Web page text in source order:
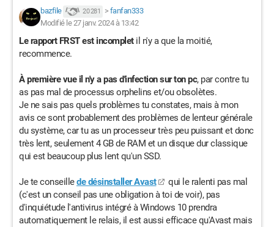
bazfile 20 281 > fanfan333
Modifié le 27 janv. 2024 à 13:42
Le rapport FRST est incompletil n'y a que la moitié,
recommence.
À première vue il n'y a pas d'infection sur ton pc, par contre tu
as pas mal de processus orphelins et/ou obsolètes.
Je ne sais pas quels problèmes tu constates, mais à mon
avis ce sont probablement des problèmes de lenteur générale
du système, car tu as un processeur très peu puissant et donc
très lent, seulement 4 GB de RAM et un disque dur classique
qui est beaucoup plus lent qu'un SSD.
Je te conseillede désinstaller Avast
qui le ralenti pas mal
(c'est un conseil pas une obligation à toi de voir), pas
d'inquiétude l'antivirus intégré à Windows 10 prendra
automatiquement le relais, il est aussi efficace qu'Avast mais